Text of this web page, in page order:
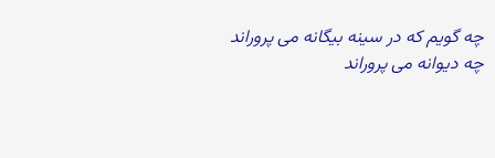
چه گویم که در سینه بیگانه می پروراند
چه دیوانه می پروراند